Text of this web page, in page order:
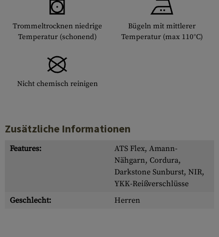
Trommeltrocknen niedrige
Temperatur (schonend)
Bügeln mit mittlerer
Temperatur (max 110°C)
Nicht chemisch reinigen
Zusätzliche Informationen
Features:
ATS Flex, Amann-
Nähgarn, Cordura,
Darkstone Sunburst, NIR,
YKK-Reißverschlüsse
Geschlecht:
Herren